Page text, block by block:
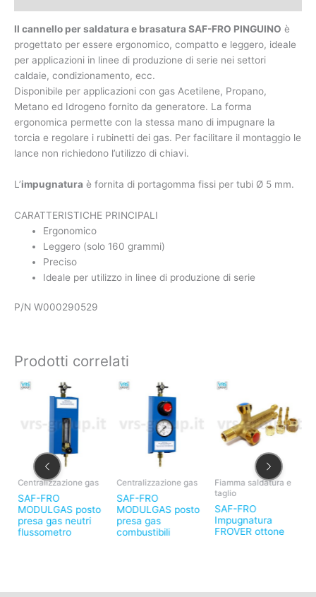
Il cannello per saldatura e brasatura SAF-FRO PINGUINO è
progettato per essere ergonomico, compatto e leggero, ideale
per applicazioni in linee di produzione di serie nei settori
caldaie, condizionamento, ecc.
Disponibile per applicazioni con gas Acetilene, Propano,
Metano ed Idrogeno fornito da generatore. La forma
ergonomica permette con la stessa mano di impugnare la
torcia e regolare i rubinetti dei gas. Per facilitare il montaggio le
lance non richiedono l’utilizzo di chiavi.
L’impugnatura è fornita di portagomma fissi per tubi Ø 5 mm.
CARATTERISTICHE PRINCIPALI
Ergonomico
Leggero (solo 160 grammi)
Preciso
Ideale per utilizzo in linee di produzione di serie
P/N W000290529
Prodotti correlati
Centralizzazione gas
SAF-FRO
MODULGAS posto
presa gas neutri
flussometro
Centralizzazione gas
SAF-FRO
MODULGAS posto
presa gas
combustibili
Fiamma saldatura e
taglio
SAF-FRO
Impugnatura
FROVER ottone